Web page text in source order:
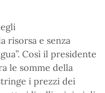
risorsa e senza
Così il presidente
le somme della
i prezzi dei